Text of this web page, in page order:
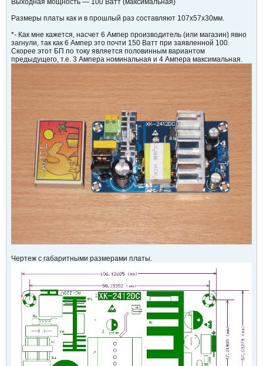
Выходная мощность — 100 Ватт (максимальная)
Размеры платы как и в прошлый раз составляют 107х57х30мм.
*- Как мне кажется, насчет 6 Ампер производитель (или магазин) явно
загнули, так как 6 Ампер это почти 150 Ватт при заявленной 100.
Скорее этот БП по току является половинным вариантом
предыдущего, т.е. 3 Ампера номинальная и 4 Ампера максимальная.
Чертеж с габаритными размерами платы.